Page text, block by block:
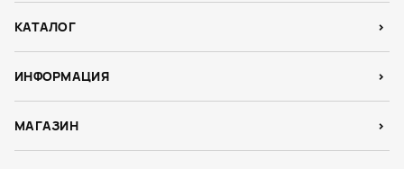
КАТАЛОГ
ИНФОРМАЦИЯ
МАГАЗИН